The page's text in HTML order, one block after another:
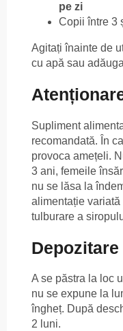
pe zi
Copii între 3
Agitați înainte de
cu apă sau
Supliment
recomandată. În
provoca amețeli.
3 ani, femeile
nu se lăsa la
alimentație
tulburare a
Depozitare
A se păstra la loc
nu se expune la
îngheț. După
2 luni.